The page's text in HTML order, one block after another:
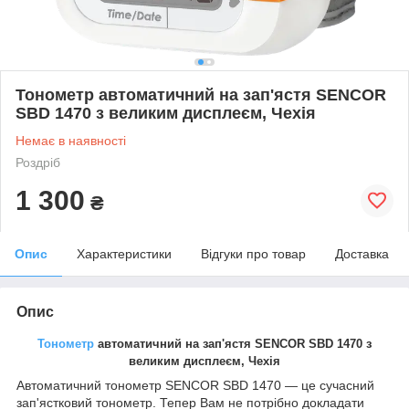
Тонометр автоматичний на зап'ястя SENCOR
SBD 1470 з великим дисплеєм, Чехія
Немає в наявності
Роздріб
1 300 ₴
Опис Характеристики Відгуки про товар Доставка
Опис
Тонометр автоматичний на зап'ястя SENCOR SBD 1470 з
великим дисплеєм, Чехія
Автоматичний тонометр SENCOR SBD 1470 — це сучасний
зап'ястковий тонометр. Тепер Вам не потрібно докладати